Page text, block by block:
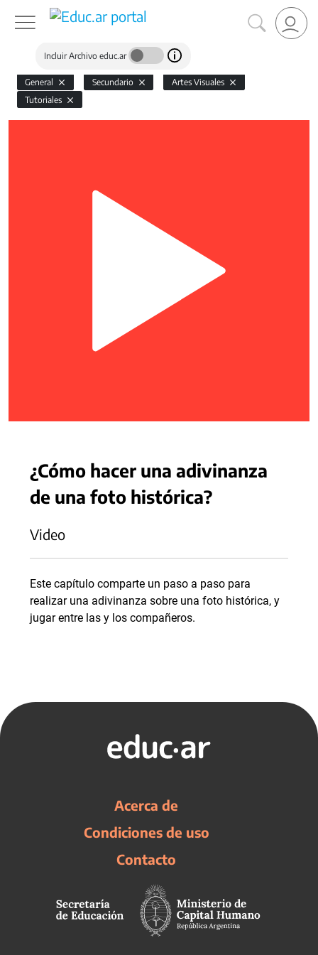
Incluir Archivo educ.ar
General Secundario
Artes Visuales
Tutoriales
¿Cómo hacer una adivinanza
de una foto histórica?
Video
Este capítulo comparte un paso a paso para
realizar una adivinanza sobre una foto histórica, y
jugar entre las y los compañeros.
Acerca de
Condiciones de uso
Contacto